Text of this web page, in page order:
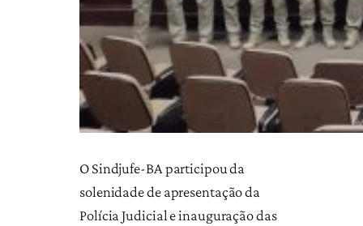
O Sindjufe-BA participou da
solenidade de apresentação da
Polícia Judicial e inauguração das